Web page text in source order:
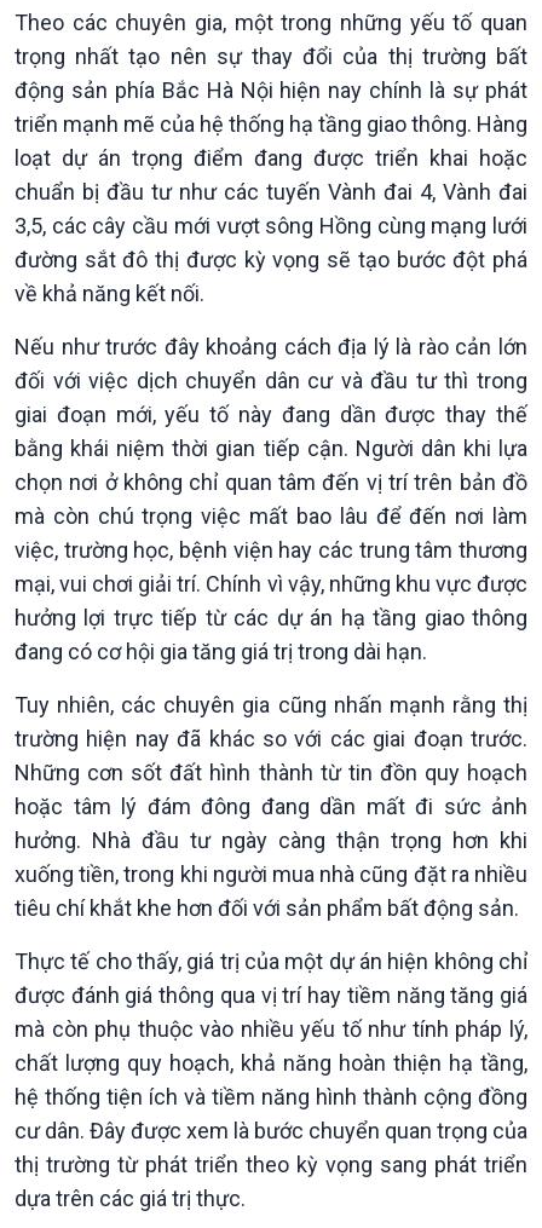
Trước giờ mở cửa
Dòng chảy Kinh tế
Sức sống hàng Việt
Khởi nghiệp
Tuyên chiến với gian lận
thương mại
đảo
Mùa vàng
Biển đảo Việt Nam
Tâm tình biên giới và hải
đảo
Tìm hiểu biển, đảo Việt
Nam
Xã hội
Tin Đời sống & Xã hội
Khoa học & Công nghệ
Theo các chuyên gia, một trong những yếu tố quan
trọng nhất tạo nên sự thay đổi của thị trường bất
động sản phía Bắc Hà Nội hiện nay chính là sự phát
triển mạnh mẽ của hệ thống hạ tầng giao thông. Hàng
loạt dự án trọng điểm đang được triển khai hoặc
chuẩn bị đầu tư như các tuyến Vành đai 4, Vành đai
3,5, các cây cầu mới vượt sông Hồng cùng mạng lưới
đường sắt đô thị được kỳ vọng sẽ tạo bước đột phá
về khả năng kết nối.
Nếu như trước đây khoảng cách địa lý là rào cản lớn
đối với việc dịch chuyển dân cư và đầu tư thì trong
giai đoạn mới, yếu tố này đang dần được thay thế
bằng khái niệm thời gian tiếp cận. Người dân khi lựa
chọn nơi ở không chỉ quan tâm đến vị trí trên bản đồ
mà còn chú trọng việc mất bao lâu để đến nơi làm
việc, trường học, bệnh viện hay các trung tâm thương
mại, vui chơi giải trí. Chính vì vậy, những khu vực được
hưởng lợi trực tiếp từ các dự án hạ tầng giao thông
đang có cơ hội gia tăng giá trị trong dài hạn.
Tuy nhiên, các chuyên gia cũng nhấn mạnh rằng thị
trường hiện nay đã khác so với các giai đoạn trước.
Những cơn sốt đất hình thành từ tin đồn quy hoạch
hoặc tâm lý đám đông đang dần mất đi sức ảnh
hưởng. Nhà đầu tư ngày càng thận trọng hơn khi
xuống tiền, trong khi người mua nhà cũng đặt ra nhiều
tiêu chí khắt khe hơn đối với sản phẩm bất động sản.
Thực tế cho thấy, giá trị của một dự án hiện không chỉ
được đánh giá thông qua vị trí hay tiềm năng tăng giá
mà còn phụ thuộc vào nhiều yếu tố như tính pháp lý,
chất lượng quy hoạch, khả năng hoàn thiện hạ tầng,
hệ thống tiện ích và tiềm năng hình thành cộng đồng
cư dân. Đây được xem là bước chuyển quan trọng của
thị trường từ phát triển theo kỳ vọng sang phát triển
dựa trên các giá trị thực.